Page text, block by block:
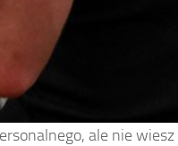
ale nie